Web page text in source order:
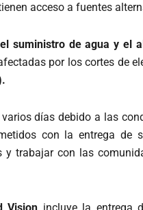
acceso a fuentes
suministro de agua y el
por los cortes de
días debido a las
con la entrega de
trabajar con las